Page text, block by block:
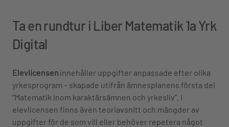
Ta en rundtur i Liber Matematik 1a Yrk
Digital
Elevlicensen innehåller uppgifter anpassade efter olika
yrkesprogram – skapade utifrån ämnesplanens första del
”Matematik inom karaktärsämnen och yrkesliv”. I
elevlicensen finns även teoriavsnitt och mängder av
uppgifter för de som vill eller behöver repetera något